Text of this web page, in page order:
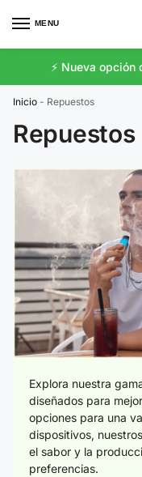
MENU
⚡️ Nueva
Inicio - Repuestos
Repuestos
Explora nuestra
diseñados para
opciones para una
dispositivos,
el sabor y la
preferencias.